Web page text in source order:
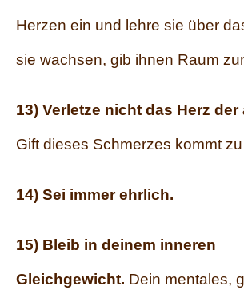
Herzen ein und lehre sie über
sie wachsen, gib ihnen Raum
13) Verletze nicht das Herz der
Gift dieses Schmerzes kommt
14) Sei immer ehrlich.
15) Bleib in deinem inneren
Gleichgewicht. Dein mentales,